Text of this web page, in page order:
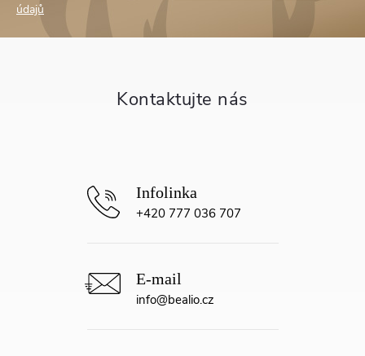
púdajů
info@bealio.cz
+420 777 036 707